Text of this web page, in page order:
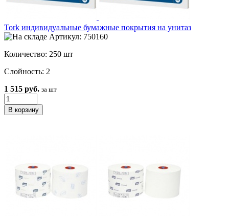
Tork индивидуальные бумажные покрытия на унитаз
Артикул: 750160
Количество: 250 шт
Слойность: 2
1 515 руб. за шт